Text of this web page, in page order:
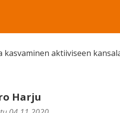
aktiiviseen
Harju